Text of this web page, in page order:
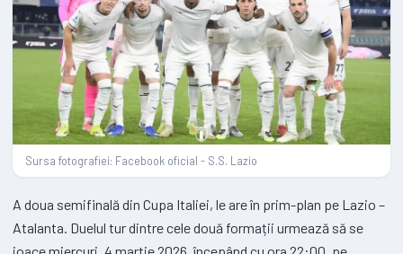
Sursa fotografiei: Facebook oficial - S.S. Lazio
A doua semifinală din Cupa Italiei, le are în prim-plan pe Lazio –
Atalanta. Duelul tur dintre cele două formații urmează să se